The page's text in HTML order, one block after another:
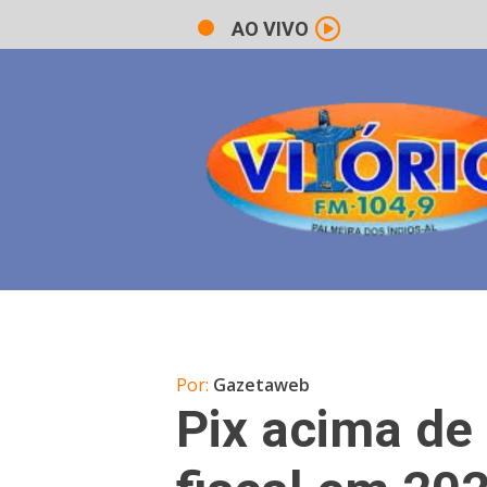
AO VIVO
Por: Gazetaweb
Pix acima